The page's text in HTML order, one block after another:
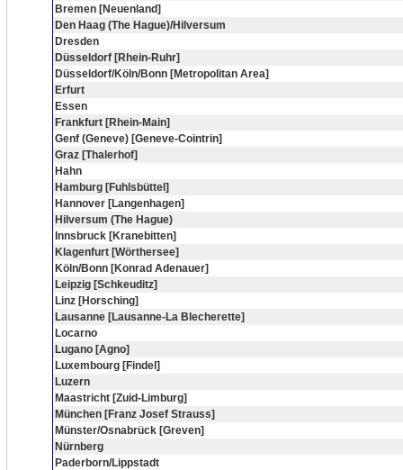
Bremen [Neuenland]
Den Haag (The Hague)/Hilversum
Dresden
Düsseldorf [Rhein-Ruhr]
Düsseldorf/Köln/Bonn [Metropolitan Area]
Erfurt
Essen
Frankfurt [Rhein-Main]
Genf (Geneve) [Geneve-Cointrin]
Graz [Thalerhof]
Hahn
Hamburg [Fuhlsbüttel]
Hannover [Langenhagen]
Hilversum (The Hague)
Innsbruck [Kranebitten]
Klagenfurt [Wörthersee]
Köln/Bonn [Konrad Adenauer]
Leipzig [Schkeuditz]
Linz [Horsching]
Lausanne [Lausanne-La Blecherette]
Locarno
Lugano [Agno]
Luxembourg [Findel]
Luzern
Maastricht [Zuid-Limburg]
München [Franz Josef Strauss]
Münster/Osnabrück [Greven]
Nürnberg
Paderborn/Lippstadt